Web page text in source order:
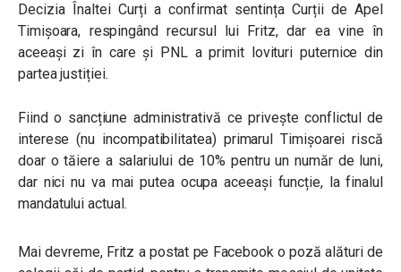
Decizia Înaltei Curți a confirmat sentința Curții de Apel
Timișoara, respingând recursul lui Fritz, dar ea vine în
aceeași zi în care și PNL a primit lovituri puternice din
partea justiției.
Fiind o sancțiune administrativă ce privește conflictul de
interese (nu incompatibilitatea) primarul Timișoarei riscă
doar o tăiere a salariului de 10% pentru un număr de luni,
dar nici nu va mai putea ocupa aceeași funcție, la finalul
mandatului actual.
Mai devreme, Fritz a postat pe Facebook o poză alături de